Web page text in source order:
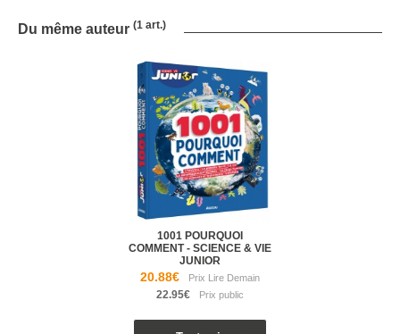
Du même auteur (1 art.)
1001 POURQUOI
COMMENT - SCIENCE & VIE
JUNIOR
20.88€
22.95€